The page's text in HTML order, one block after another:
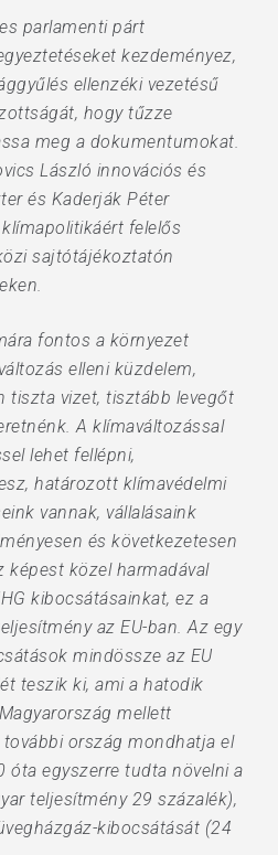
parlamenti párt
kezdeményez,
ellenzéki vezetésű
hogy tűzze
meg a dokumentumokat.
László innovációs és
és Kaderják Péter
felelős
sajtótájékoztatón
fontos a környezet
elleni küzdelem,
tiszta vizet, tisztább levegőt
A klímaváltozással
lehet fellépni,
határozott klímavédelmi
vannak, vállalásaink
és következetesen
képest közel harmadával
kibocsátásainkat, ez a
az EU-ban. Az egy
mindössze az EU
teszik ki, ami a hatodik
mellett
ország mondhatja el
óta egyszerre tudta növelni a
teljesítmény 29 százalék),
kibocsátását (24